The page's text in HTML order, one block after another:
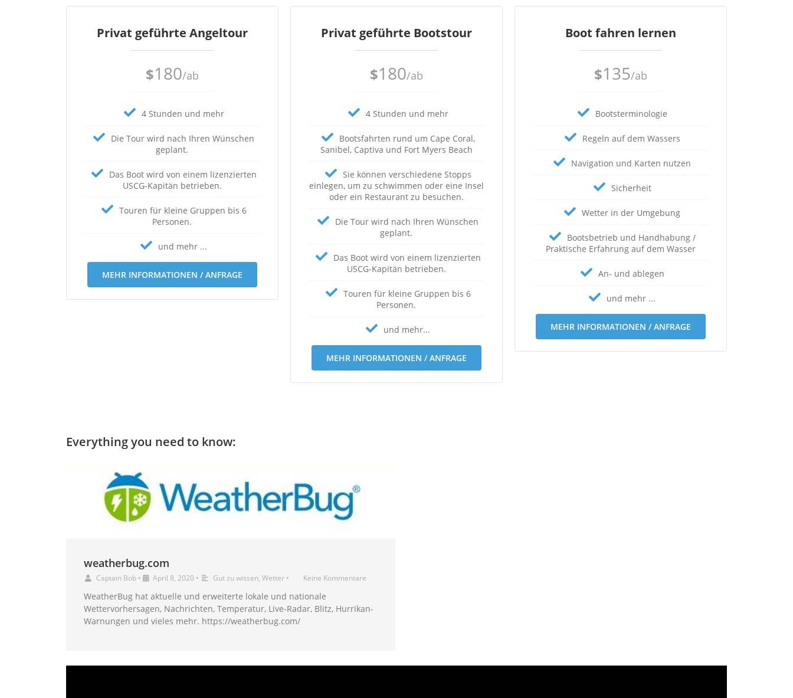
Privat geführte Angeltour
$180/ab
4 Stunden und mehr
Die Tour wird nach Ihren Wünschen
geplant.
Das Boot wird von einem lizenzierten
USCG-Kapitän betrieben.
Touren für kleine Gruppen bis 6
Personen.
und mehr ...
MEHR INFORMATIONEN / ANFRAGE
Privat geführte Bootstour
$180/ab
4 Stunden und mehr
Bootsfahrten rund um Cape Coral,
Sanibel, Captiva und Fort Myers Beach
Sie können verschiedene Stopps
einlegen, um zu schwimmen oder eine Insel
oder ein Restaurant zu besuchen.
Die Tour wird nach Ihren Wünschen
geplant.
Das Boot wird von einem lizenzierten
USCG-Kapitän betrieben.
Touren für kleine Gruppen bis 6
Personen.
und mehr...
MEHR INFORMATIONEN / ANFRAGE
Boot fahren lernen
$135/ab
Bootsterminologie
Regeln auf dem Wassers
Navigation und Karten nutzen
Sicherheit
Wetter in der Umgebung
Bootsbetrieb und Handhabung /
Praktische Erfahrung auf dem Wasser
An- und ablegen
und mehr ...
MEHR INFORMATIONEN / ANFRAGE
Everything you need to know:
weatherbug.com
Captain Bob • April 8, 2020 • Gut zu wissen, Wetter • Keine Kommentare
WeatherBug hat aktuelle und erweiterte lokale und nationale
Wettervorhersagen, Nachrichten, Temperatur, Live-Radar, Blitz, Hurrikan-
Warnungen und vieles mehr. https://weatherbug.com/